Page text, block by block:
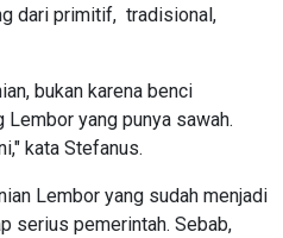
dari primitif, tradisional,
bukan karena benci
yang punya sawah.
kata Stefanus.
Lembor yang sudah menjadi
serius pemerintah. Sebab,